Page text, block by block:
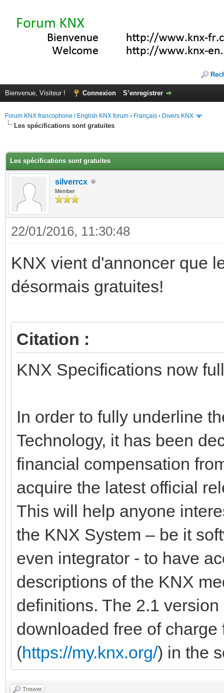
Bienvenue, Visiteur ! Connexion S’enregistrer
Forum KNX francophone / English KNX forum › Français › Divers KNX
Les spécifications sont gratuites
Les spécifications sont gratuites
silverrcx
Member
22/01/2016, 11:30:48
KNX vient d'annoncer que
désormais gratuites!
Citation :
KNX Specifications now
In order to fully underline
Technology, it has been
financial compensation
acquire the latest official
This will help anyone
the KNX System – be it
even integrator - to have
descriptions of the KNX
definitions. The 2.1
downloaded free of
(https://my.knx.org/) in the
Trouver